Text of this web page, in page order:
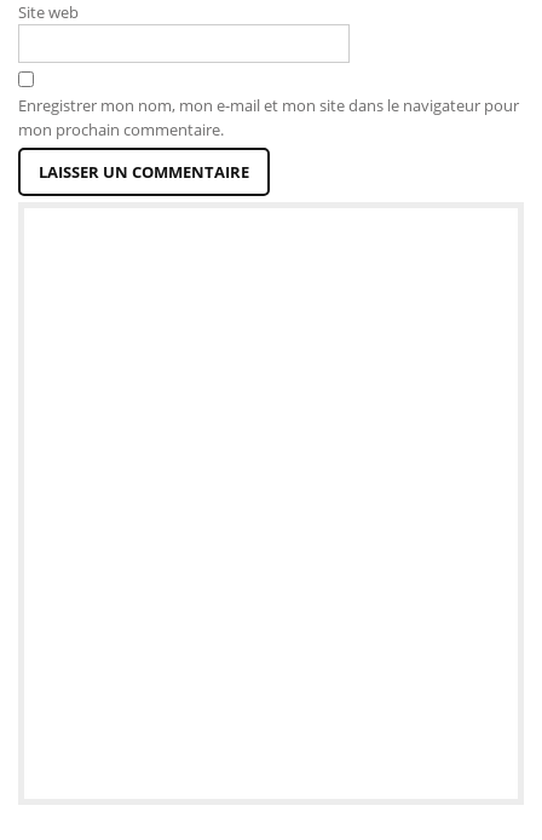
Site web
Enregistrer mon nom, mon e-mail et mon site dans le navigateur pour
mon prochain commentaire.